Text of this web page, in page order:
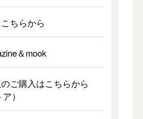
ちらから
＆mook
ご購入はこちらから
）